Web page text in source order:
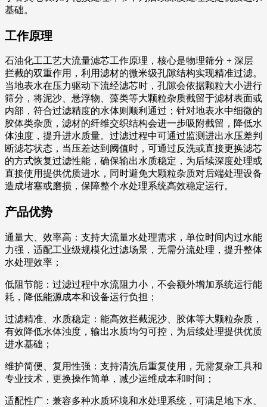
基础。
工作原理
石油化工工艺大流量滤芯工作原理，核心是物理筛分 + 深层
拦截的双重作用，利用滤材的微米级孔隙结构实现精准过滤。
当地表水在压力驱动下流经滤芯时，孔隙会依据颗粒大小进行
筛分，将泥沙、悬浮物、藻类等大颗粒杂质截留于滤材表面或
内部，符合过滤精度的水体则顺利通过；针对地表水中细微的
胶体类杂质，滤材的纤维交织结构会进一步吸附截留，降低水
体浊度，提升进水质量。过滤过程中可通过监测进出水压差判
断滤芯状态，当压差达到阈值时，可通过反洗或直接更换滤芯
的方式恢复过滤性能，确保输出水质稳定，为后续深度处理或
直接使用提供优质进水，同时避免大颗粒杂质对后端处理设备
造成堵塞或磨损，保障整个水处理系统高效稳定运行。
产品优势
通量大、效率高：支持大流量水处理需求，单位时间内过水能
力强，适配工业级规模化过滤场景，无需分流处理，提升整体
水处理效率；
低阻节能：过滤过程中水流阻力小，不会额外增加系统运行能
耗，降低能源成本和设备运行负担；
过滤精准、水质稳定：能高效拦截泥沙、胶体等大颗粒杂质，
有效降低水体浊度，输出水质均匀可控，为后续处理提供优质
进水基础；
维护简便、复用性强：支持清洗后重复使用，无需复杂工具和
专业技术，更换操作简单，减少运维成本和时间；
适配性广：兼容多种水质环境和水处理系统，可满足地下水、